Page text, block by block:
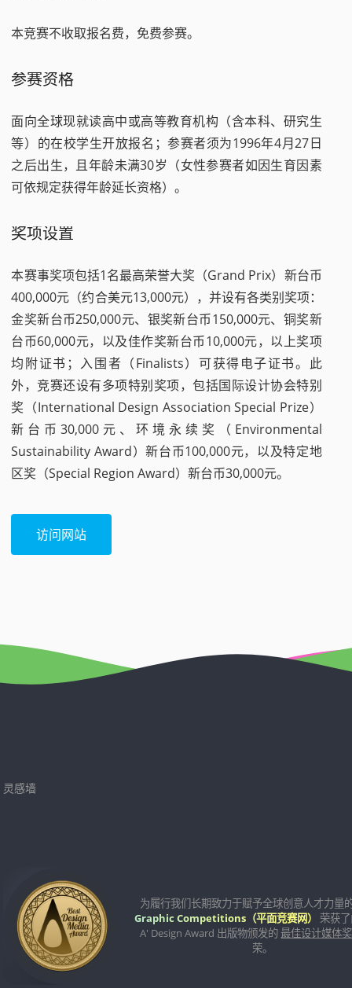
本竞赛不收取报名费，免费参赛。
参赛资格
面向全球现就读高中或高等教育机构（含本科、研究生
等）的在校学生开放报名；参赛者须为1996年4月27日
之后出生，且年龄未满30岁（女性参赛者如因生育因素
可依规定获得年龄延长资格）。
奖项设置
本赛事奖项包括1名最高荣誉大奖（Grand Prix）新台币
400,000元（约合美元13,000元），并设有各类别奖项：
金奖新台币250,000元、银奖新台币150,000元、铜奖新
台币60,000元，以及佳作奖新台币10,000元，以上奖项
均附证书；入围者（Finalists）可获得电子证书。此
外，竞赛还设有多项特别奖项，包括国际设计协会特别
奖（International Design Association Special Prize）
新台币30,000元、环境永续奖（Environmental
Sustainability Award）新台币100,000元，以及特定地
区奖（Special Region Award）新台币30,000元。
访问网站
灵感墙
为履行我们长期致力于赋予全球创意人才力量
Graphic Competitions（平面竞赛网）
荣获
A' Design Award 出版物颁发的最佳设计媒体奖
荣。